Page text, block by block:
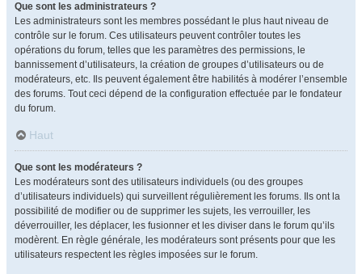
Que sont les administrateurs ?
Les administrateurs sont les membres possédant le plus haut niveau de
contrôle sur le forum. Ces utilisateurs peuvent contrôler toutes les
opérations du forum, telles que les paramètres des permissions, le
bannissement d’utilisateurs, la création de groupes d’utilisateurs ou de
modérateurs, etc. Ils peuvent également être habilités à modérer l’ensemble
des forums. Tout ceci dépend de la configuration effectuée par le fondateur
du forum.
Haut
Que sont les modérateurs ?
Les modérateurs sont des utilisateurs individuels (ou des groupes
d’utilisateurs individuels) qui surveillent régulièrement les forums. Ils ont la
possibilité de modifier ou de supprimer les sujets, les verrouiller, les
déverrouiller, les déplacer, les fusionner et les diviser dans le forum qu’ils
modèrent. En règle générale, les modérateurs sont présents pour que les
utilisateurs respectent les règles imposées sur le forum.